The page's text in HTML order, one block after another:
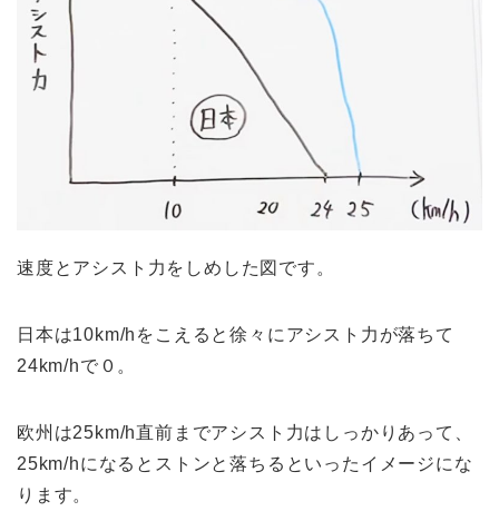
速度とアシスト力をしめした図です。
日本は10km/hをこえると徐々にアシスト力が落ちて
24km/hで０。
欧州は25km/h直前までアシスト力はしっかりあって、
25km/hになるとストンと落ちるといったイメージにな
ります。